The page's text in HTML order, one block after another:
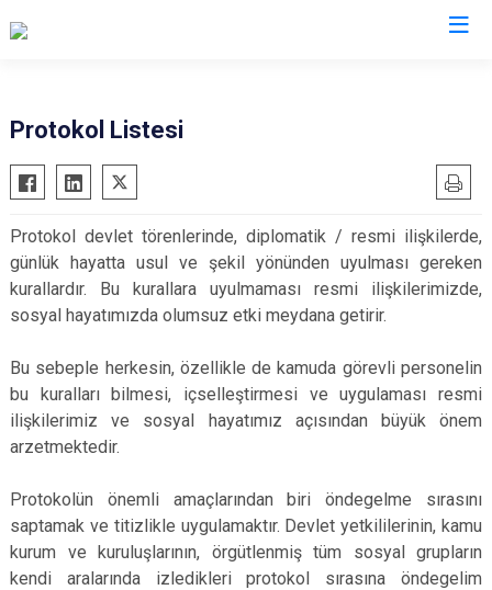
Akçadağ
Arapgir
Arguvan
Battalgazi
Darende
Doğanyol
Kuluncak
Pütürge
Yazıhan
Protokol Listesi
Protokol devlet törenlerinde, diplomatik / resmi ilişkilerde,
günlük hayatta usul ve şekil yönünden uyulması gereken
kurallardır. Bu kurallara uyulmaması resmi ilişkilerimizde,
sosyal hayatımızda olumsuz etki meydana getirir.
Bu sebeple herkesin, özellikle de kamuda görevli personelin
bu kuralları bilmesi, içselleştirmesi ve uygulaması resmi
ilişkilerimiz ve sosyal hayatımız açısından büyük önem
arzetmektedir.
Protokolün önemli amaçlarından biri öndegelme sırasını
saptamak ve titizlikle uygulamaktır. Devlet yetkililerinin, kamu
kurum ve kuruluşlarının, örgütlenmiş tüm sosyal grupların
kendi aralarında izledikleri protokol sırasına öndegelim